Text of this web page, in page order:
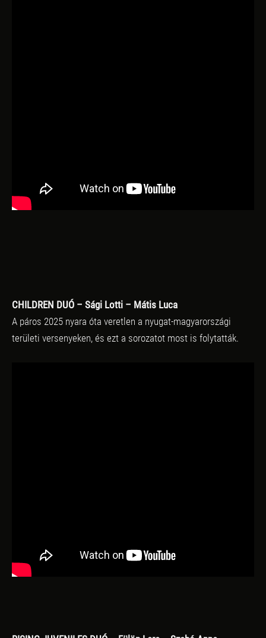
CHILDREN DUÓ – Sági Lotti – Mátis Luca
A páros 2025 nyara óta veretlen a nyugat-magyarországi
területi versenyeken, és ezt a sorozatot most is folytatták.